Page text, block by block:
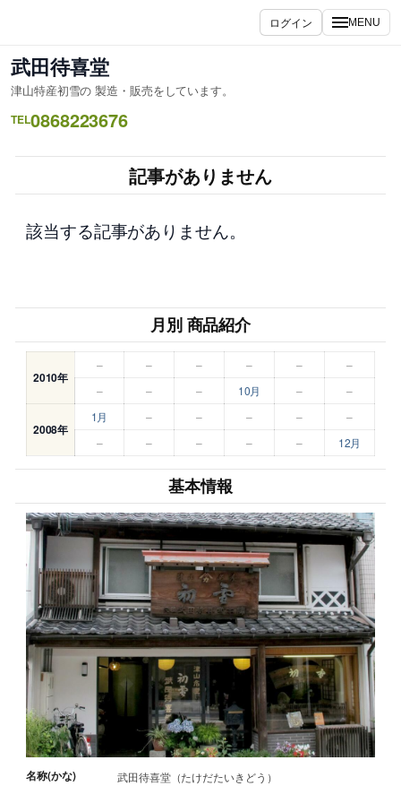
を
ス
キ
ッ
ログイン MENU
武田待喜堂
津山特産初雪の 製造・販売をしています。
TEL0868223676
記事がありません
該当する記事がありません。
月別 商品紹介
2010年
– – – – –
–
–
– – 10月 – –
2008年
1月 – – – –
–
–
– – – – 12月
基本情報
名称(かな) 武田待喜堂（たけだたいきどう）